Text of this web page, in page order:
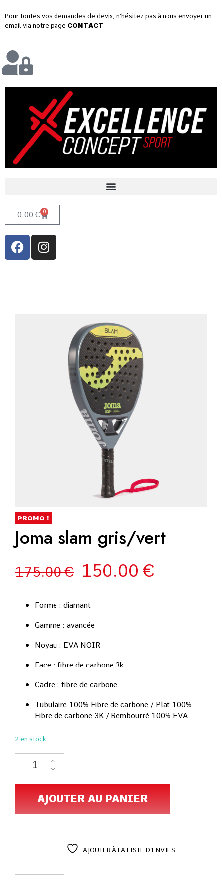
Pour toutes vos demandes de devis, n’hésitez pas à nous envoyer un
email via notre page CONTACT
0.00€ 0
PROMO !
Joma slam gris/vert
175.00€ 150.00€
Forme : diamant
Gamme : avancée
Noyau : EVA NOIR
Face : fibre de carbone 3k
Cadre : fibre de carbone
Tubulaire 100% Fibre de carbone / Plat 100%
Fibre de carbone 3K / Rembourré 100% EVA
2 en stock
AJOUTER AU PANIER
AJOUTER À LA LISTE D’ENVIES